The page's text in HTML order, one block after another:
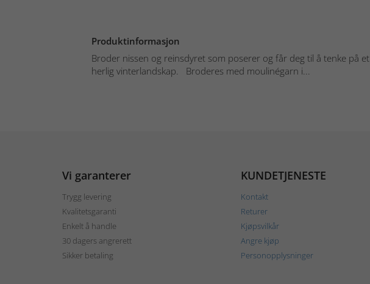
Produktinformasjon
Broder nissen og reinsdyret som poserer og får deg til å tenke på et
herlig vinterlandskap. Broderes med moulinégarn i...
Vi garanterer
Trygg levering
Kvalitetsgaranti
Enkelt å handle
30 dagers angrerett
Sikker betaling
KUNDETJENESTE
Kontakt
Returer
Kjøpsvilkår
Angre kjøp
Personopplysninger